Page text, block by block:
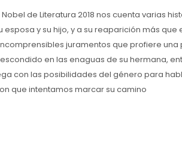
de Literatura 2018 nos cuenta varias
y su hijo, y a su reaparición más que
juramentos que profiere una
en las enaguas de su hermana,
con las posibilidades del género para
que intentamos marcar su camino